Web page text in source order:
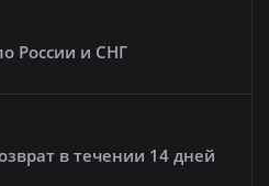
России и СНГ
в течении 14 дней